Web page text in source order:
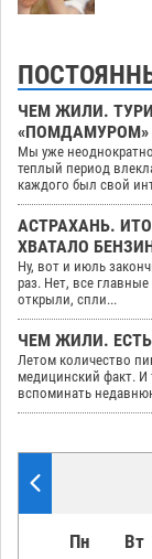
ЧЕМ ЖИЛИ.
«ПОМДАМУРОМ»
Мы уже
теплый период
каждого был свой
АСТРАХАНЬ.
ХВАТАЛО
Ну, вот и июль
раз. Нет, все
открыли, спли...
ЧЕМ ЖИЛИ.
Летом количество
медицинский факт. И
вспоминать
Пн Вт